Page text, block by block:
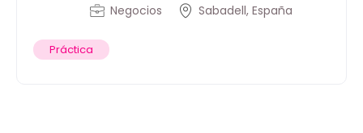
Negocios Sabadell, España
Práctica